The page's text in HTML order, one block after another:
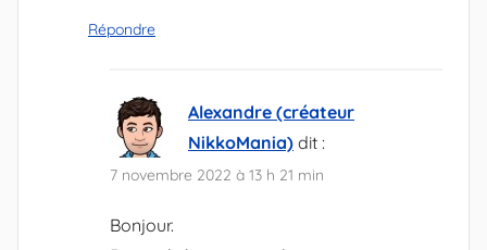
Répondre
Alexandre (créateur
NikkoMania) dit :
7 novembre 2022 à 13 h 21 min
Bonjour.